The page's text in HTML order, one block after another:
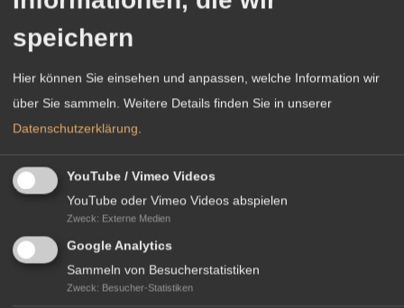
speichern
Hier können Sie einsehen und anpassen, welche Information wir
über Sie sammeln. Weitere Details finden Sie in unserer
Datenschutzerklärung.
YouTube / Vimeo Videos
YouTube oder Vimeo Videos abspielen
Zweck: Externe Medien
Google Analytics
Sammeln von Besucherstatistiken
Zweck: Besucher-Statistiken